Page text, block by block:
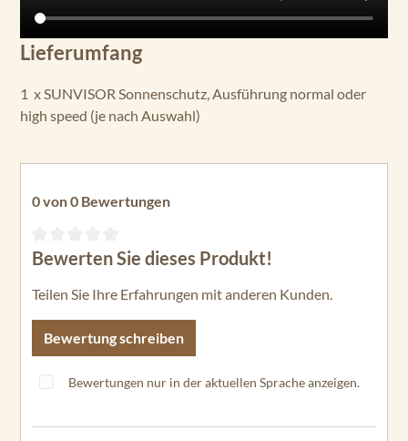
Lieferumfang
1 x SUNVISOR Sonnenschutz, Ausführung normal oder
high speed (je nach Auswahl)
0 von 0 Bewertungen
Durchschnittliche Bewertung von 0 von 5 Sternen
Bewerten Sie dieses Produkt!
Teilen Sie Ihre Erfahrungen mit anderen Kunden.
Bewertung schreiben
Bewertungen nur in der aktuellen Sprache anzeigen.